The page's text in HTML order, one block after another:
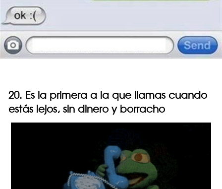
20. Es la primera a la que llamas cuando
estás lejos, sin dinero y borracho